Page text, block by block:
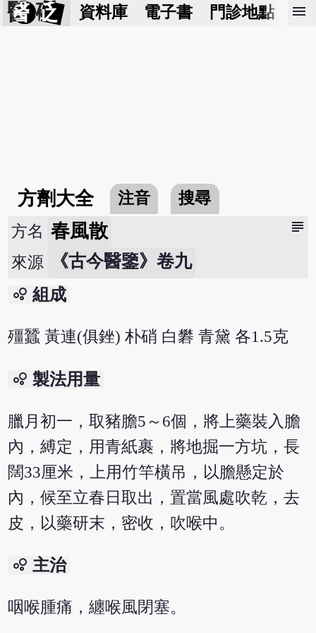
醫 砭 資料庫 電子書 門診地點 預
menu
方劑大全 注音 搜尋
subject
方名 春風散
來源 《古今醫鑒》卷九
bubble_chart 組成
殭蠶 黃連(俱銼) 朴硝 白礬 青黛 各1.5克
bubble_chart 製法用量
臘月初一，取豬膽5～6個，將上藥裝入膽
內，縛定，用青紙裹，將地掘一方坑，長
闊33厘米，上用竹竿橫吊，以膽懸定於
內，候至立春日取出，置當風處吹乾，去
皮，以藥研末，密收，吹喉中。
bubble_chart 主治
咽喉腫痛，纏喉風閉塞。